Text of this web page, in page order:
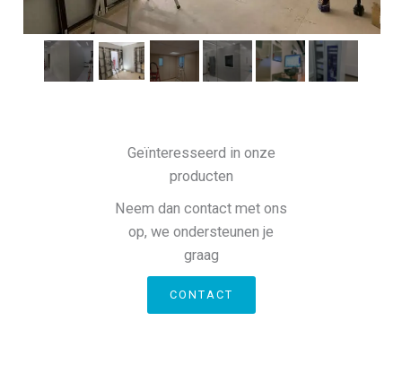
Geïnteresseerd in onze
producten
Neem dan contact met ons
op, we ondersteunen je
graag
CONTACT